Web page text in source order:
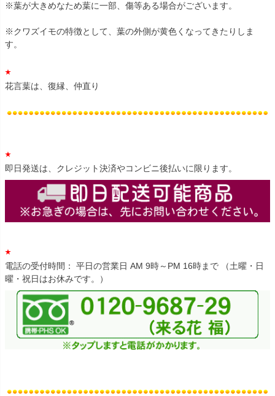
※葉が大きめなため葉に一部、傷等ある場合がございます。
※クワズイモの特徴として、葉の外側が黄色くなってきたりしま
す。
花言葉は、復縁、仲直り
即日発送は、クレジット決済やコンビニ後払いに限ります。
電話の受付時間： 平日の営業日 AM 9時～PM 16時まで （土曜・日
曜・祝日はお休みです。）